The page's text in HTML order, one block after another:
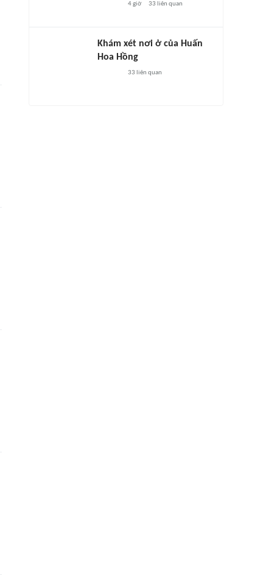
4 giờ 33 liên quan
Khám xét nơi ở của Huấn
Hoa Hồng
33 liên quan